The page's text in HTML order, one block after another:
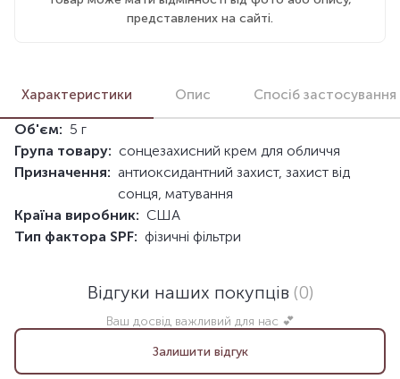
представлених на сайті.
Характеристики Опис Спосіб застосування
Об'єм: 5 г
Група товару: сонцезахисний крем для обличчя
Призначення: антиоксидантний захист, захист від
сонця, матування
Країна виробник: США
Тип фактора SPF: фізичні фільтри
Відгуки наших покупців (0)
Ваш досвід важливий для нас 💕
Залишити відгук